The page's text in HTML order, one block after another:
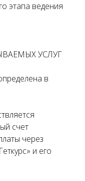
этапа ведения
УСЛУГ
в
счет
через
и его